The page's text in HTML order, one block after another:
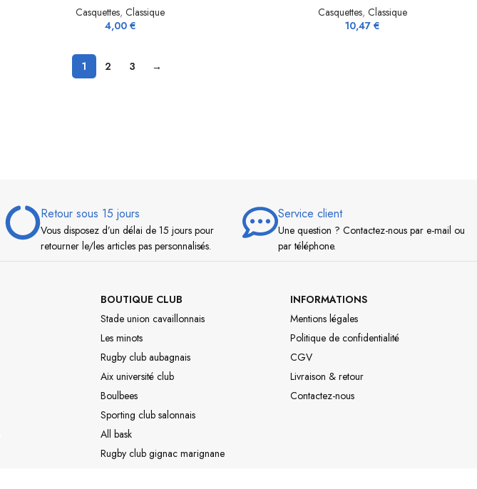
Casquettes, Classique
4,00 €
Casquettes, Classique
10,47€
1 2 3 →
Retour sous 15 jours
Vous disposez d’un délai de 15 jours pour
retourner le/les articles pas personnalisés.
Service client
Une question ? Contactez-nous par e-mail ou
par téléphone.
BOUTIQUE CLUB
Stade union cavaillonnais
Les minots
Rugby club aubagnais
Aix université club
Boulbees
Sporting club salonnais
All bask
Rugby club gignac marignane
INFORMATIONS
Mentions légales
Politique de confidentialité
CGV
Livraison & retour
Contactez-nous